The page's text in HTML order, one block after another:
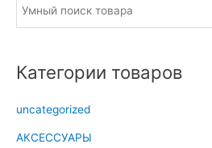
Категории товаров
uncategorized
АКСЕССУАРЫ